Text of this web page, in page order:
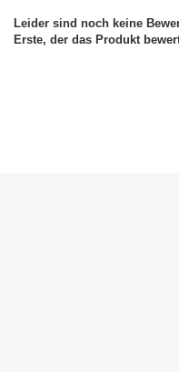
Leider sind noch keine
Erste, der das Produkt